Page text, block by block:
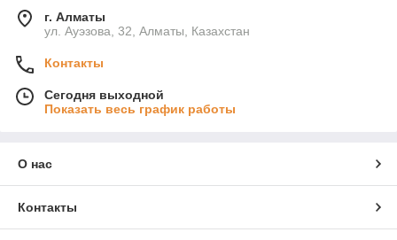
г. Алматы
ул. Ауэзова, 32, Алматы, Казахстан
Контакты
Сегодня выходной
Показать весь график работы
О нас
Контакты